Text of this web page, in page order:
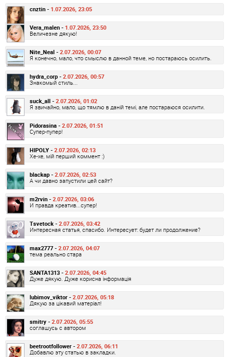
cnztin - 1.07.2026, 23:05
Vera_malen - 1.07.2026, 23:50
Величезне дякую!
Nite_Neal - 2.07.2026, 00:07
Я конечно, мало, что смыслю в данной теме, но постараюсь осилить.
hydra_corp - 2.07.2026, 00:57
Знакомый стиль...
suck_all - 2.07.2026, 01:02
Я звичайно, мало, що тямлю в даній темі, але постараюся осилити.
Pidorasina - 2.07.2026, 01:51
Супер-пупер!
HIPOLY - 2.07.2026, 02:13
Хе-хе, мій перший коммент :)
blackap - 2.07.2026, 02:53
А чи давно запустили цей сайт?
m2rvin - 2.07.2026, 03:06
И правда креатив...супер!
Tsvetock - 2.07.2026, 03:42
Интересная статья, спасибо. Интересует: будет ли продолжение?
max2777 - 2.07.2026, 04:07
тема реально стара
SANTA1313 - 2.07.2026, 04:45
Дуже дякую. Дуже корисна інформація
lubimov_viktor - 2.07.2026, 05:18
Дякую за цікавий матеріал!
smitry - 2.07.2026, 05:55
соглашусь с автором
beetrootfollower - 2.07.2026, 06:11
Добавлю эту статью в закладки.